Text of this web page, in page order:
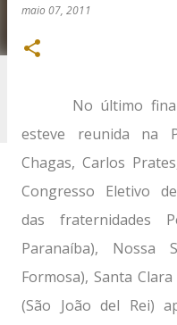
maio 07, 2011
No último
esteve reunida na
Chagas, Carlos
Congresso Eletivo
das fraternidades
Paranaíba), Nossa
Formosa), Santa
(São João del Rei)